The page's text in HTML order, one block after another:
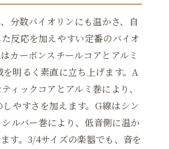
分数バイオリンにも温かさ、自
反応を加えやすい定番のバイオ
カーボンスチールコアとアルミ
明るく素直に立ち上げます。A
ィックコアとアルミ巻により、
やすさを加えます。G線はシン
ルバー巻により、低音側に温か
す。3/4サイズの楽器でも、音を